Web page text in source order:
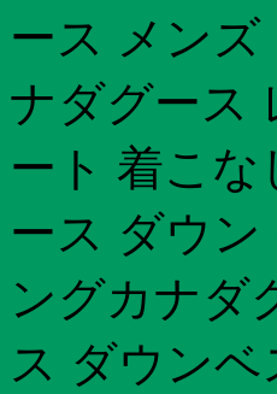
ース メン
ナダグース
ート 着こ
ース ダウ
ングカナダ
ス ダウン